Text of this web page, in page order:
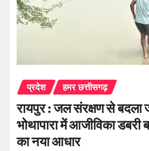
प्रदेश हमर छत्तीसगढ़
रायपुर : जल संरक्षण से बदला
भोथापारा में आजीविका
का नया आधार